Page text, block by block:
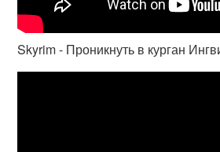
Skyrim - Проникнуть в курган